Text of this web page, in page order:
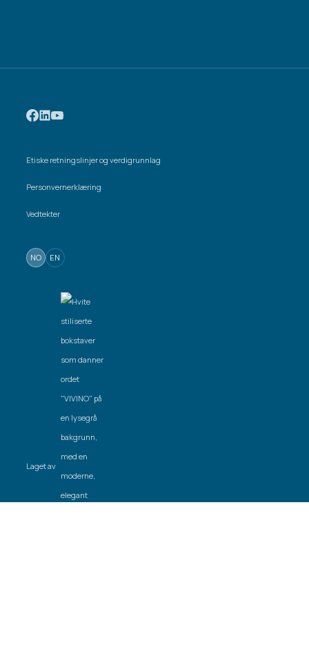
Etiske retningslinjer og verdigrunnlag
Personvernerklæring
Vedtekter
NO EN
Laget av